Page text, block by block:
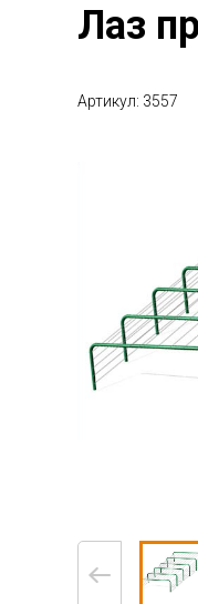
Лаз
Артикул: 3557